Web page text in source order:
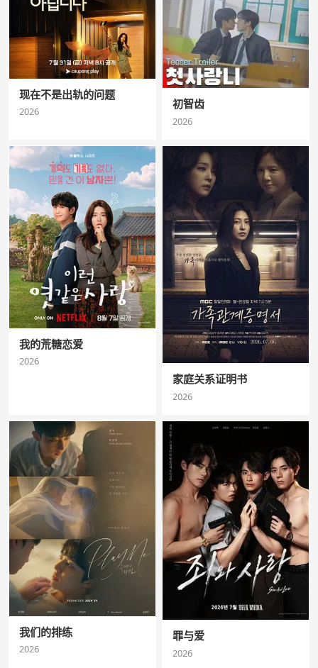
现在不是出轨的问题
2026
初智齿
2026
我的荒糖恋爱
2026
家庭关系证明书
2026
我们的排练
2026
罪与爱
2026